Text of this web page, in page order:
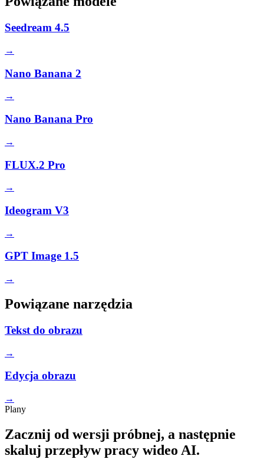
Seedream 4.5
→
Nano Banana 2
→
Nano Banana Pro
→
FLUX.2 Pro
→
Ideogram V3
→
GPT Image 1.5
→
Powiązane narzędzia
Tekst do obrazu
→
Edycja obrazu
→
Plany
Zacznij od wersji próbnej, a następnie
skaluj przepływ pracy wideo AI.